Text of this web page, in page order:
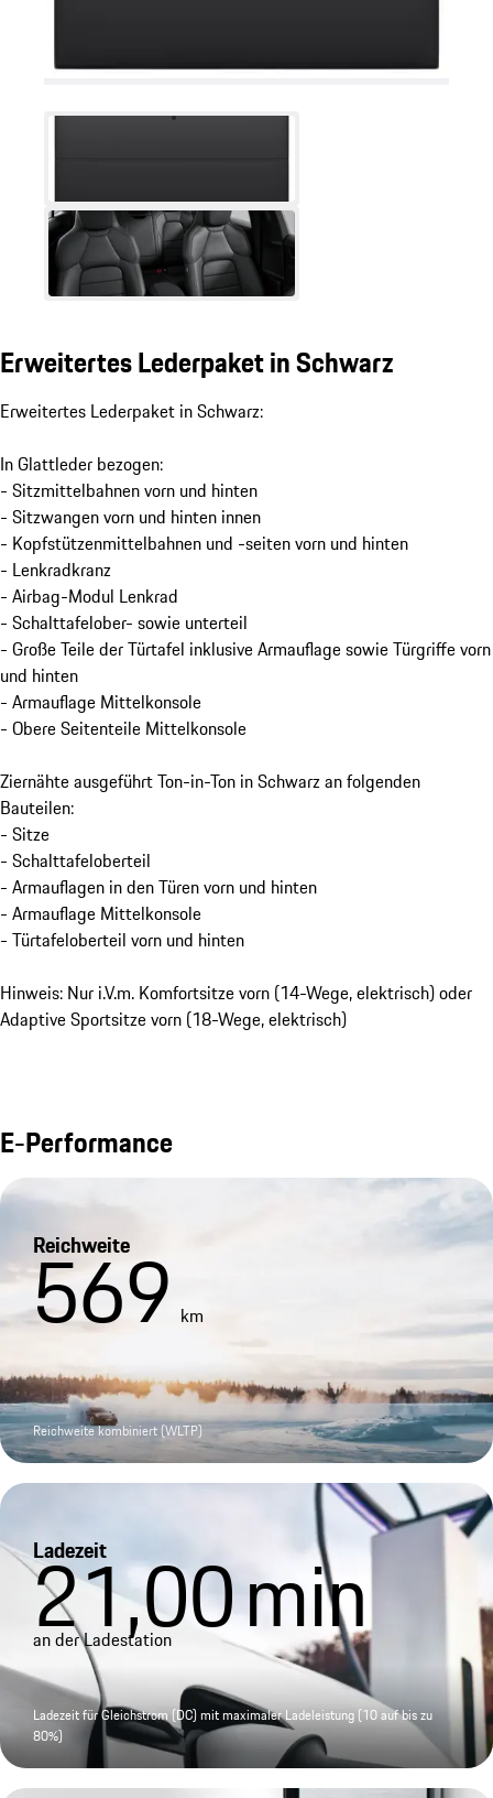
Erweitertes Lederpaket in Schwarz
Erweitertes Lederpaket in Schwarz:
In Glattleder bezogen:
- Sitzmittelbahnen vorn und hinten
- Sitzwangen vorn und hinten innen
- Kopfstützenmittelbahnen und -seiten vorn und hinten
- Lenkradkranz
- Airbag-Modul Lenkrad
- Schalttafelober- sowie unterteil
- Große Teile der Türtafel inklusive Armauflage sowie Türgriffe vorn
und hinten
- Armauflage Mittelkonsole
- Obere Seitenteile Mittelkonsole
Ziernähte ausgeführt Ton-in-Ton in Schwarz an folgenden
Bauteilen:
- Sitze
- Schalttafeloberteil
- Armauflagen in den Türen vorn und hinten
- Armauflage Mittelkonsole
- Türtafeloberteil vorn und hinten
Hinweis: Nur i.V.m. Komfortsitze vorn (14-Wege, elektrisch) oder
Adaptive Sportsitze vorn (18-Wege, elektrisch)
E-Performance
Reichweite
569 km
Reichweite kombiniert (WLTP)
Ladezeit
21,00min
an der Ladestation
Ladezeit für Gleichstrom (DC) mit maximaler Ladeleistung (10 auf bis zu
80%)